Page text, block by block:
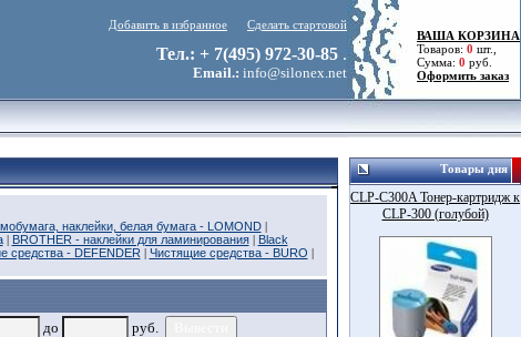
Добавить в избранное Сделать стартовой
Тел.: + 7(495) 972-30-85 .
Email.: info@silonex.net
ВАША КОРЗИНА
Товаров: 0 шт.,
Сумма: 0 руб.
Оформить заказ
наклейки, белая бумага - LOMOND|
| BROTHER - наклейки для ламинирования| Black
средства - DEFENDER | Чистящие средства - BURO |
до руб.
Товары дня
CLP-C300A Тонер-картридж к
CLP-300 (голубой)